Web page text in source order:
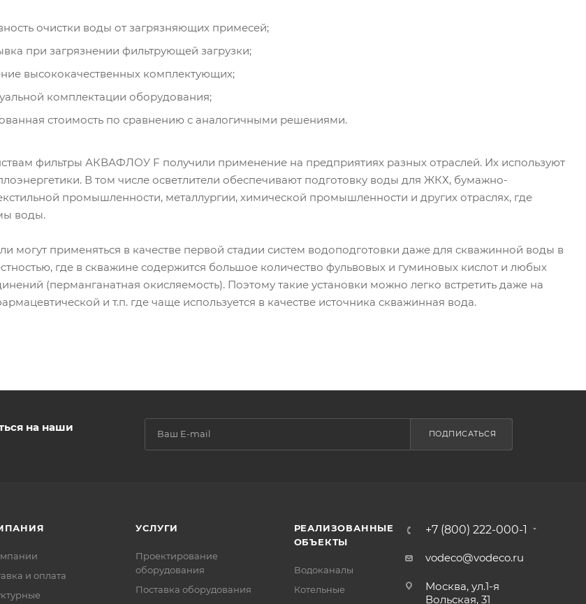
очистки воды от загрязняющих примесей;
при загрязнении фильтрующей загрузки;
высококачественных комплектующих;
комплектации оборудования;
стоимость по сравнению с аналогичными решениями.
фильтры АКВАФЛОУ F получили применение на предприятиях разных отраслей. Их используют
В том числе осветлители обеспечивают подготовку воды для ЖКХ, бумажно-
промышленности, металлургии, химической промышленности и других отраслях, где
воды.
могут применяться в качестве первой стадии систем водоподготовки даже для скважинной воды в
где в скважине содержится большое количество фульвовых и гуминовых кислот и любых
(перманганатная окисляемость). Поэтому такие установки можно легко встретить даже на
и т.п. где чаще используется в качестве источника скважинная вода.
на наши
ПОДПИСАТЬСЯ
и оплата
УСЛУГИ
Проектирование
оборудования
Поставка оборудования
РЕАЛИЗОВАННЫЕ
ОБЪЕКТЫ
Водоканалы
Котельные
+7 (800) 222-000-1
vodeco@vodeco.ru
Москва, ул.1-я
Вольская, 31